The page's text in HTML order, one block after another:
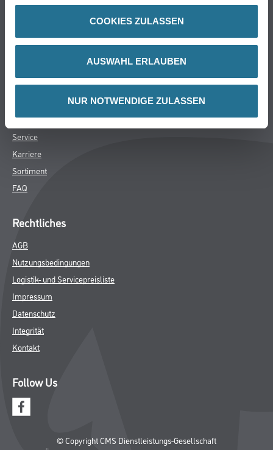
COOKIES ZULASSEN
AUSWAHL ERLAUBEN
NUR NOTWENDIGE ZULASSEN
Hersteller
Über Uns
Aktuelles
Service
Karriere
Sortiment
FAQ
Rechtliches
AGB
Nutzungsbedingungen
Logistik- und Servicepreisliste
Impressum
Datenschutz
Integrität
Kontakt
Follow Us
© Copyright CMS Dienstleistungs-Gesellschaft